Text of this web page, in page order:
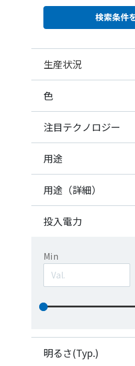
生産状況
色
注目テクノロジー
用途
用途（詳細）
投入電力
Min
明るさ(Typ.)